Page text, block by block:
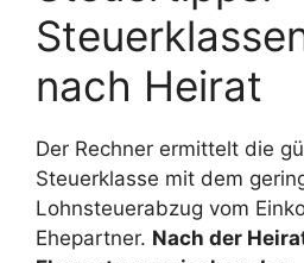
nach Heirat
Der Rechner ermittelt die
Steuerklasse mit dem
Lohnsteuerabzug vom
Ehepartner. Nach der